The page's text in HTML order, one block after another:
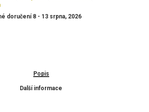
doručení 8 - 13 srpna, 2026
Popis
Další informace